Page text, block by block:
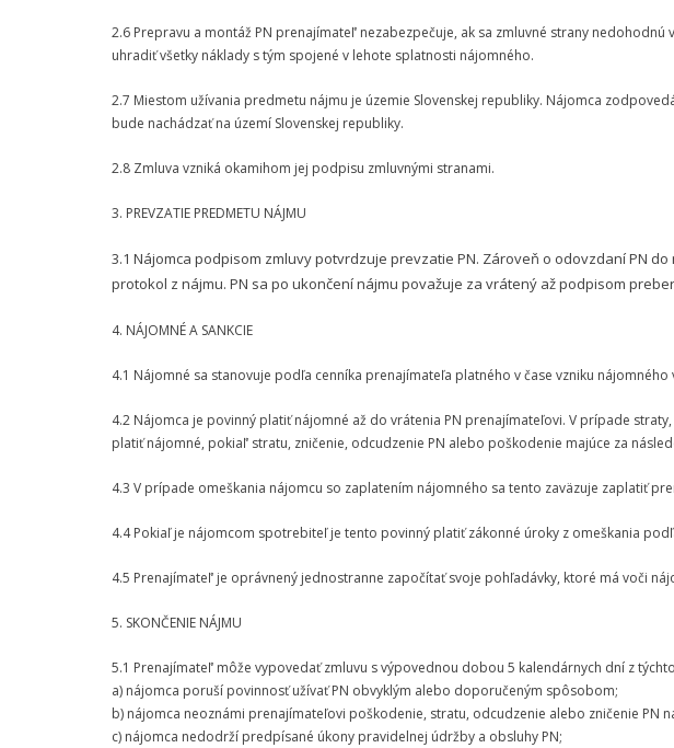
2.6 Prepravu a montáž PN prenajímateľ‘ nezabezpečuje, ak sa zmluvné strany
uhradiť všetky náklady s tým spojené v lehote splatnosti nájomného.
2.7 Miestom užívania predmetu nájmu je územie Slovenskej republiky. Nájomca
bude nachádzať na území Slovenskej republiky.
2.8 Zmluva vzniká okamihom jej podpisu zmluvnými stranami.
3. PREVZATIE PREDMETU NÁJMU
3.1 Nájomca podpisom zmluvy potvrdzuje prevzatie PN. Zároveň o odovzdaní PN
protokol z nájmu. PN sa po ukončení nájmu považuje za vrátený až podpisom
4. NÁJOMNÉ A SANKCIE
4.1 Nájomné sa stanovuje podľa cenníka prenajímateľa platného v čase vzniku
4.2 Nájomca je povinný platiť nájomné až do vrátenia PN prenajímateľovi. V prípade
platiť nájomné, pokiaľ‘ stratu, zničenie, odcudzenie PN alebo poškodenie majúce za
4.3 V prípade omeškania nájomcu so zaplatením nájomného sa tento zaväzuje zaplatiť
4.4 Pokiaľ je nájomcom spotrebiteľ je tento povinný platiť zákonné úroky z omeškania
4.5 Prenajímateľ‘ je oprávnený jednostranne započítať svoje pohľadávky, ktoré má voči
5. SKONČENIE NÁJMU
5.1 Prenajímateľ‘ môže vypovedať zmluvu s výpovednou dobou 5 kalendárnych dní z
a) nájomca poruší povinnosť užívať PN obvyklým alebo doporučeným spôsobom;
b) nájomca neoznámi prenajímateľovi poškodenie, stratu, odcudzenie alebo zničenie
c) nájomca nedodrží predpísané úkony pravidelnej údržby a obsluhy PN;